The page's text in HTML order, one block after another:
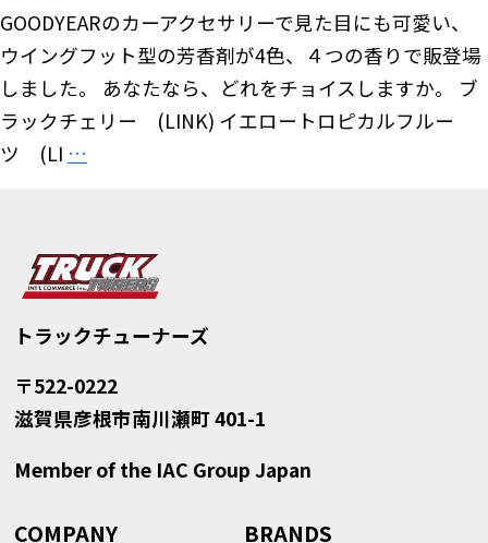
た!!
ッ
プ・
サ
イ
ド
が
荷!!
ス
テ
ィ
ッ
器
2
イ
(100
GOODYEARのカーアクセサリーで見た目にも可愛い、
ウイングフット型の芳香剤が4色、４つの香りで販登場
しました。 あなたなら、どれをチョイスしますか。 ブ
ラックチェリー (LINK) イエロートロピカルフルー
ツ (LI …
ン
グ
ッ
ト
型
芳
トラックチューナーズ
〒522-0222
滋賀県彦根市南川瀬町 401-1
Member of the IAC Group Japan
COMPANY BRANDS